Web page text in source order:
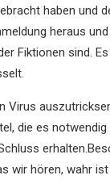
haben und
heraus
Fiktionen sind.
Virus
die es
wir hören, wahr